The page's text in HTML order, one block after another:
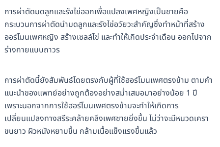
การผ่าตัดมดลูกและรังไข่ออกเพื่อแปลงเพศหญิงเป็นชายคือ
กระบวนการผ่าตัดนำมดลูกและรังไข่อวัยวะสำคัญซึ่งทำหน้าที่สร้าง
ออร์โมนเพศหญิง สร้างเซลล์ไข่ และทำให้เกิดประจำเดือน ออกไปจาก
ร่างกายแบบถาวร
การผ่าตัดนี้ยังสัมพันธ์โดยตรงกับผู้ที่ใช้ฮอร์โมนเพศตรงข้าม ตามคำ
แนะนำของแพทย์อย่างถูกต้องอย่างสม่ำเสมอมาอย่างน้อย 1 ปี
เพราะนอกจากการใช้ฮอร์โมนเพศตรงข้ามจะทำให้เกิดการ
เปลี่ยนแปลงทางสรีระคล้ายคลึงเพศชายยิ่งขึ้น ไม่ว่าจะมีหนวดเครา
ขนยาว ผิวหนังหยาบขึ้น กล้ามเนื้อแข็งแรงขึ้นแล้ว